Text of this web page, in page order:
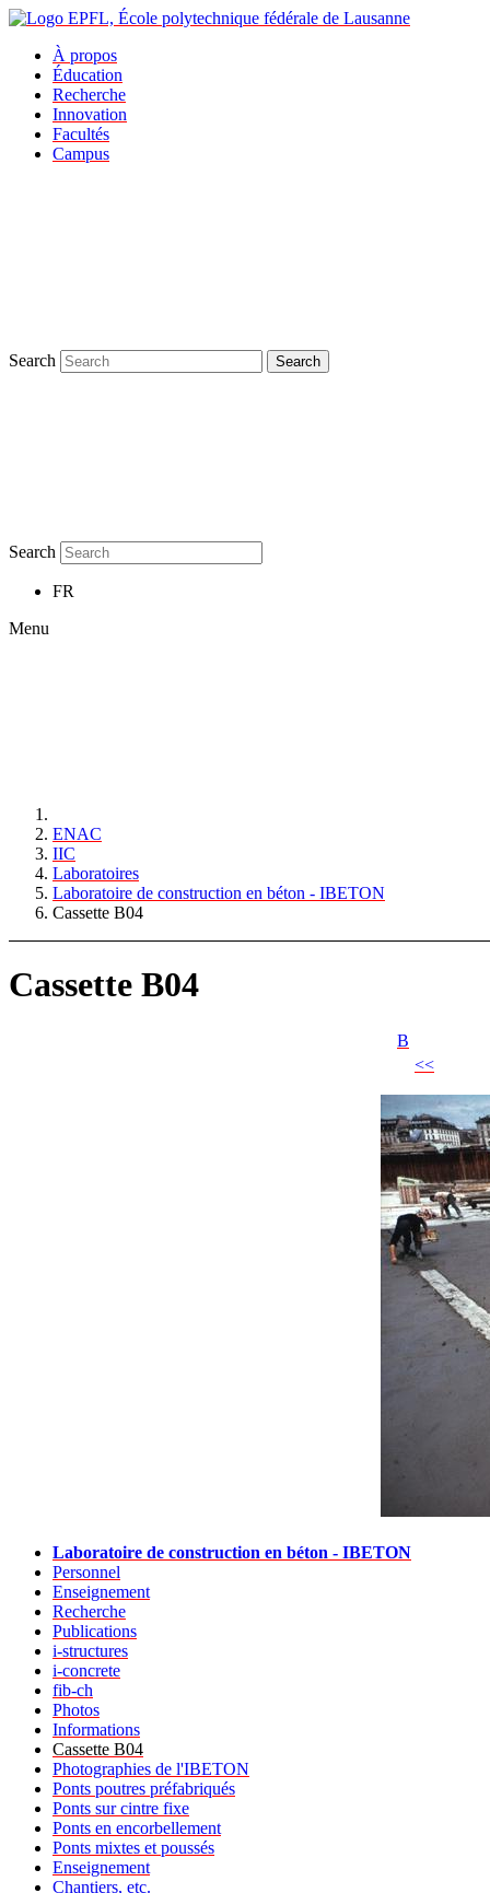
À propos
Éducation
Recherche
Innovation
Facultés
Campus
Search Search
Search
FR
Menu
ENAC
IIC
Laboratoires
Laboratoire de construction en béton - IBETON
Cassette B04
Cassette B04
B
<<
Laboratoire de construction en béton - IBETON
Personnel
Enseignement
Recherche
Publications
i-structures
i-concrete
fib-ch
Photos
Informations
Cassette B04
Photographies de l'IBETON
Ponts poutres préfabriqués
Ponts sur cintre fixe
Ponts en encorbellement
Ponts mixtes et poussés
Enseignement
Chantiers, etc.